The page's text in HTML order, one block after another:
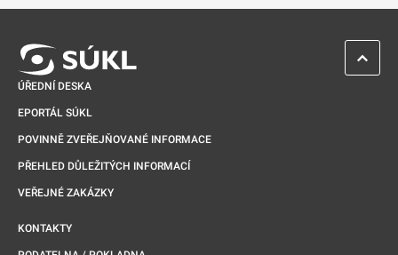
ÚŘEDNÍ DESKA
EPORTÁL SÚKL
POVINNĚ ZVEŘEJŇOVANÉ INFORMACE
PŘEHLED DŮLEŽITÝCH INFORMACÍ
VEŘEJNÉ ZAKÁZKY
KONTAKTY
ZPĚT